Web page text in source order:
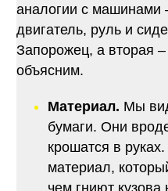
аналогии с машинами
двигатель, руль и
Запорожец, а вторая
объясним.
Материал. Мы
бумаги. Они
крошатся в
материал,
чем гниют